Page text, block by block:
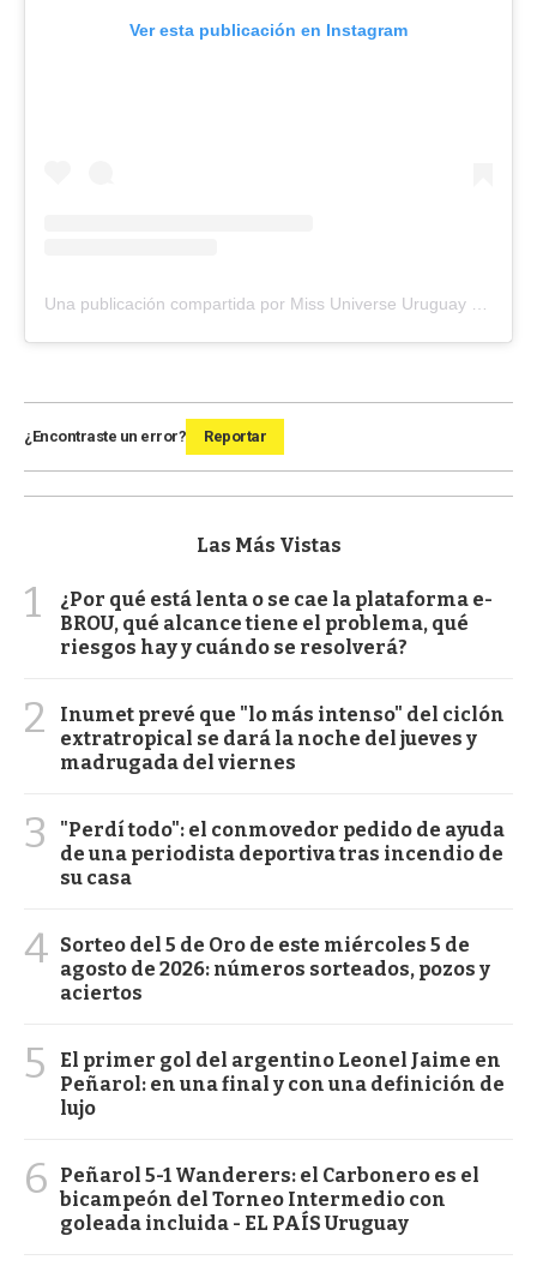
Ver esta publicación en Instagram
¿Encontraste un error? Reportar
Las Más Vistas
1
¿Por qué está lenta o se cae la plataforma e-
BROU, qué alcance tiene el problema, qué
riesgos hay y cuándo se resolverá?
2
Inumet prevé que "lo más intenso" del ciclón
extratropical se dará la noche del jueves y
madrugada del viernes
3
"Perdí todo": el conmovedor pedido de ayuda
de una periodista deportiva tras incendio de
su casa
4 Sorteo del 5 de Oro de este miércoles 5 de
agosto de 2026: números sorteados, pozos y
aciertos
5
El primer gol del argentino Leonel Jaime en
Peñarol: en una final y con una definición de
lujo
6
Peñarol 5-1 Wanderers: el Carbonero es el
bicampeón del Torneo Intermedio con
goleada incluida - EL PAÍS Uruguay